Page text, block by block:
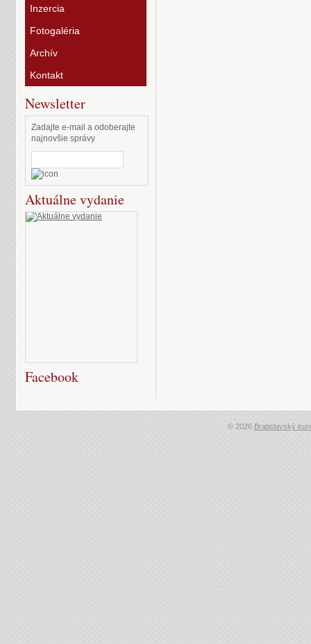
Inzercia
Fotogaléria
Archív
Kontakt
Newsletter
Zadajte e-mail a odoberajte
najnovšie správy
Aktuálne vydanie
Facebook
© 2026 Bratislavský